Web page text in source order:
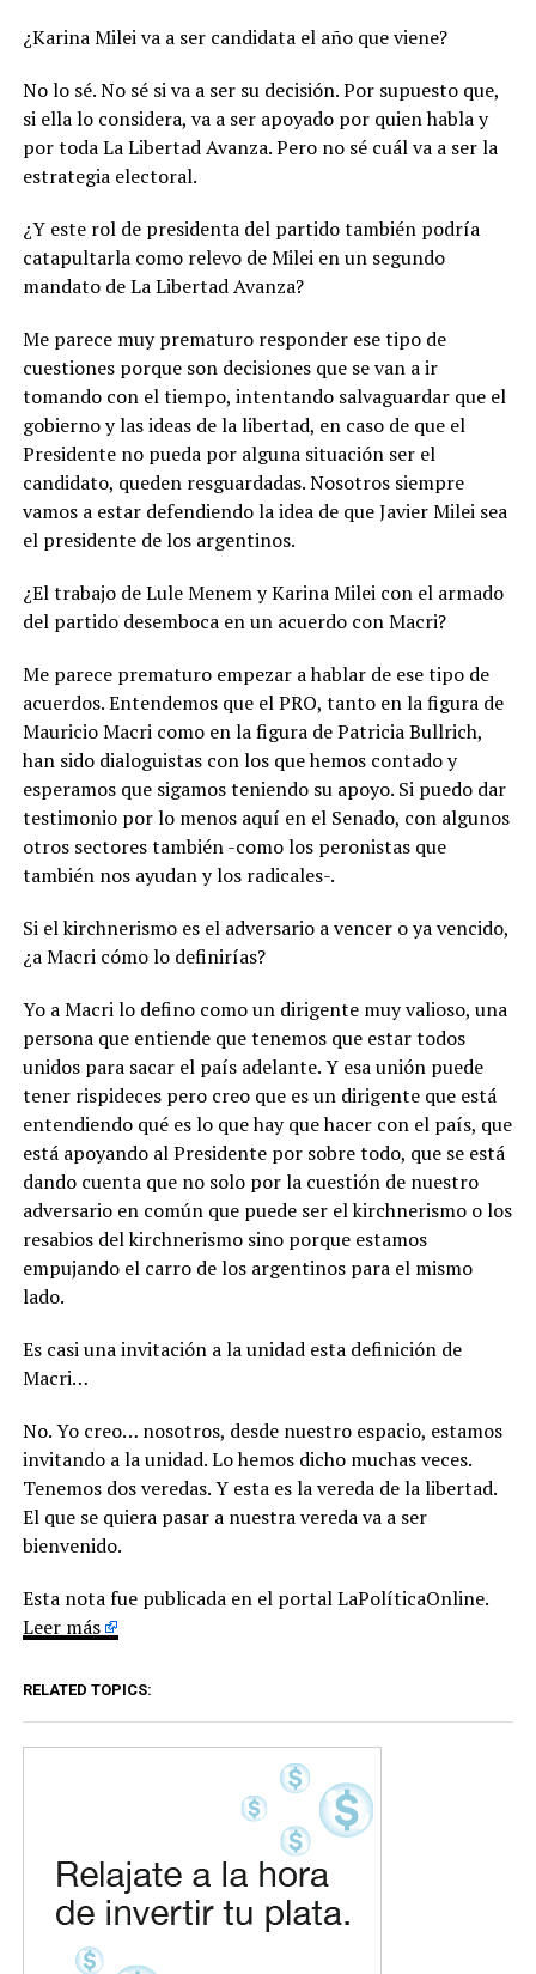
¿Karina Milei va a ser candidata el año que viene?
No lo sé. No sé si va a ser su decisión. Por supuesto que,
si ella lo considera, va a ser apoyado por quien habla y
por toda La Libertad Avanza. Pero no sé cuál va a ser la
estrategia electoral.
¿Y este rol de presidenta del partido también podría
catapultarla como relevo de Milei en un segundo
mandato de La Libertad Avanza?
Me parece muy prematuro responder ese tipo de
cuestiones porque son decisiones que se van a ir
tomando con el tiempo, intentando salvaguardar que el
gobierno y las ideas de la libertad, en caso de que el
Presidente no pueda por alguna situación ser el
candidato, queden resguardadas. Nosotros siempre
vamos a estar defendiendo la idea de que Javier Milei sea
el presidente de los argentinos.
¿El trabajo de Lule Menem y Karina Milei con el armado
del partido desemboca en un acuerdo con Macri?
Me parece prematuro empezar a hablar de ese tipo de
acuerdos. Entendemos que el PRO, tanto en la figura de
Mauricio Macri como en la figura de Patricia Bullrich,
han sido dialoguistas con los que hemos contado y
esperamos que sigamos teniendo su apoyo. Si puedo dar
testimonio por lo menos aquí en el Senado, con algunos
otros sectores también -como los peronistas que
también nos ayudan y los radicales-.
Si el kirchnerismo es el adversario a vencer o ya vencido,
¿a Macri cómo lo definirías?
Yo a Macri lo defino como un dirigente muy valioso, una
persona que entiende que tenemos que estar todos
unidos para sacar el país adelante. Y esa unión puede
tener rispideces pero creo que es un dirigente que está
entendiendo qué es lo que hay que hacer con el país, que
está apoyando al Presidente por sobre todo, que se está
dando cuenta que no solo por la cuestión de nuestro
adversario en común que puede ser el kirchnerismo o los
resabios del kirchnerismo sino porque estamos
empujando el carro de los argentinos para el mismo
lado.
Es casi una invitación a la unidad esta definición de
Macri…
No. Yo creo… nosotros, desde nuestro espacio, estamos
invitando a la unidad. Lo hemos dicho muchas veces.
Tenemos dos veredas. Y esta es la vereda de la libertad.
El que se quiera pasar a nuestra vereda va a ser
bienvenido.
Esta nota fue publicada en el portal LaPolíticaOnline.
Leer más
RELATED TOPICS: